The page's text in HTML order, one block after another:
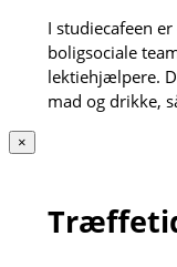
I studiecafeen
boligsociale
lektiehjælpere.
mad og drikke,
×